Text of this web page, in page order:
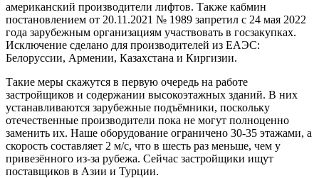
американский производители лифтов. Также кабмин
постановлением от 20.11.2021 № 1989 запретил с 24 мая 2022
года зарубежным организациям участвовать в госзакупках.
Исключение сделано для производителей из ЕАЭС:
Белоруссии, Армении, Казахстана и Киргизии.
Такие меры скажутся в первую очередь на работе
застройщиков и содержании высокоэтажных зданий. В них
устанавливаются зарубежные подъёмники, поскольку
отечественные производители пока не могут полноценно
заменить их. Наше оборудование ограничено 30-35 этажами, а
скорость составляет 2 м/с, что в шесть раз меньше, чем у
привезённого из-за рубежа. Сейчас застройщики ищут
поставщиков в Азии и Турции.